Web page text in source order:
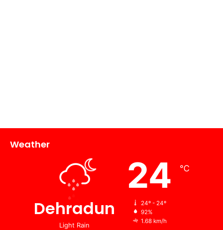
Weather
Dehradun
Light Rain
24 ℃
24º - 24º
92%
1.68 km/h